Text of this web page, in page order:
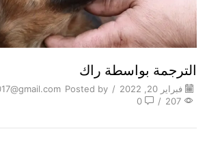
الترجمة بواسطة راك
فبراير 20, 2022 /
Posted by
207
/
0